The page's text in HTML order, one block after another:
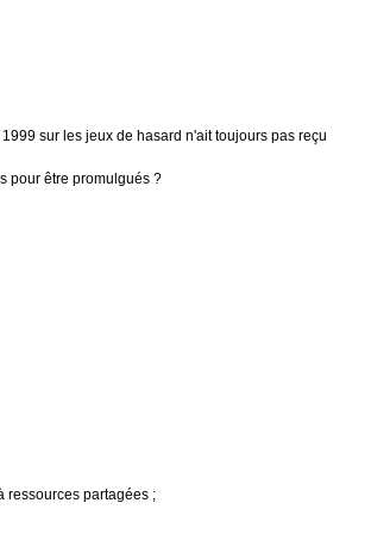
sur les jeux de hasard n'ait toujours pas reçu
pour être promulgués ?
ressources partagées ;